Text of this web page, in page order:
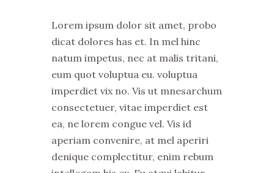
Lorem ipsum dolor sit amet, probo
dicat dolores has et. In mel hinc
natum impetus, nec at malis tritani,
eum quot voluptua eu. voluptua
imperdiet vix no. Vis ut mnesarchum
consectetuer, vitae imperdiet est
ea, ne lorem congue vel. Vis id
aperiam convenire, at mel aperiri
denique complectitur, enim rebum